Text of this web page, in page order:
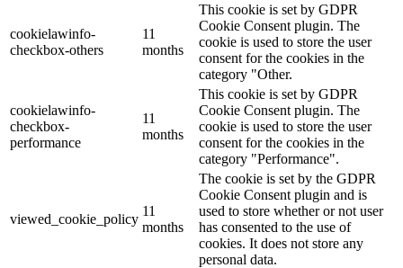
cookielawinfo-
checkbox-others
11
months
This cookie is set by GDPR
Cookie Consent plugin. The
cookie is used to store the user
consent for the cookies in the
category "Other.
cookielawinfo-
checkbox-
performance
11
months
This cookie is set by GDPR
Cookie Consent plugin. The
cookie is used to store the user
consent for the cookies in the
category "Performance".
viewed_cookie_policy
11
months
The cookie is set by the GDPR
Cookie Consent plugin and is
used to store whether or not user
has consented to the use of
cookies. It does not store any
personal data.